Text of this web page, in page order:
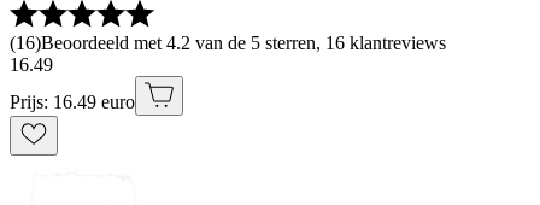
(16)Beoordeeld met 4.2 van de 5 sterren, 16 klantreviews
16.49
Prijs: 16.49 euro